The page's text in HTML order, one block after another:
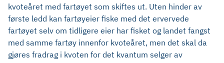
kvoteåret med fartøyet som skiftes ut. Uten hinder av
første ledd kan fartøyeier fiske med det ervervede
fartøyet selv om tidligere eier har fisket og landet fangst
med samme fartøy innenfor kvoteåret, men det skal da
gjøres fradrag i kvoten for det kvantum selger av